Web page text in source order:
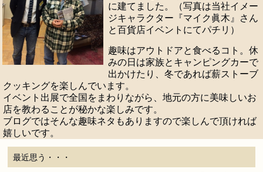
に建てました。（写真は当社イメー
ジキャラクター『マイク眞木』さん
と百貨店イベントにてパチリ）
趣味はアウトドアと食べるコト。休
みの日は家族とキャンピングカーで
出かけたり、冬であれば薪ストーブ
クッキングを楽しんでいます。
イベント出展で全国をまわりながら、地元の方に美味しいお
店を教わることが秘かな楽しみです。
ブログではそんな趣味ネタもありますので楽しんで頂ければ
嬉しいです。
最近思う・・・